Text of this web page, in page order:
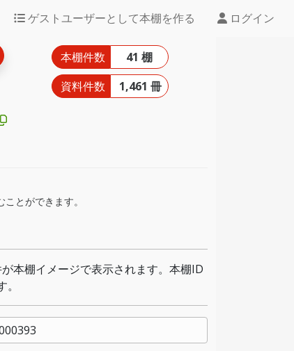
ゲストユーザーとして本棚を作る ログイン
本棚件数
41 棚
資料件数
1,461 冊
とができます。
本棚イメージで表示されます。本棚ID